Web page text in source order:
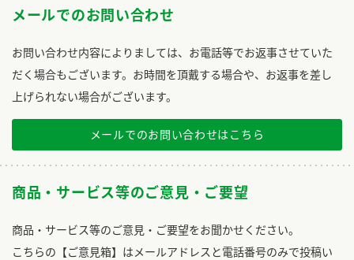
メールでのお問い合わせ
お問い合わせ内容によりましては、お電話等でお返事させていた
だく場合もございます。お時間を頂戴する場合や、お返事を差し
上げられない場合がございます。
メールでのお問い合わせはこちら
商品・サービス等のご意見・ご要望
商品・サービス等のご意見・ご要望をお聞かせください。
こちらの【ご意見箱】はメールアドレスと電話番号のみで投稿い